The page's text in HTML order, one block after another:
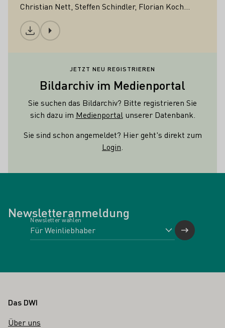
Christian Nett, Steffen Schindler, Florian Koch...
Download
JETZT NEU REGISTRIEREN
Bildarchiv im Medienportal
Sie suchen das Bildarchiv? Bitte registrieren Sie
sich dazu im Medienportal unserer Datenbank.
Sie sind schon angemeldet? Hier geht's direkt zum
Login
Newsletteranmeldung
Newsletter wählen
Fußbereich
Das DWI
Über uns